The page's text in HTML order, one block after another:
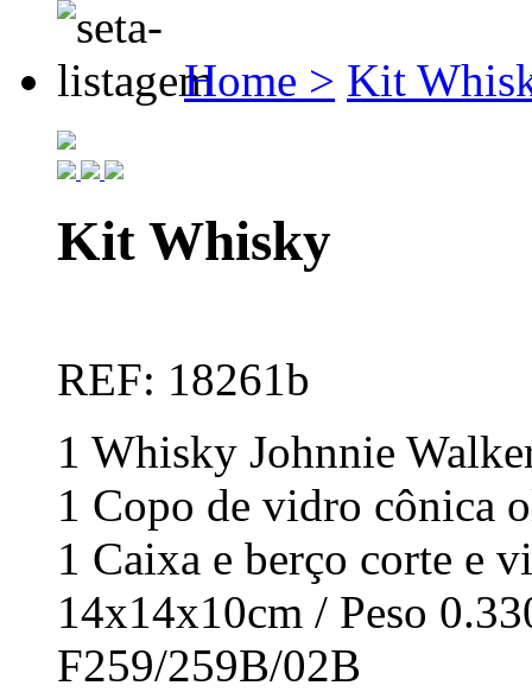
Home > Kit
Kit Whisky
REF: 18261b
1 Whisky Johnnie
1 Copo de vidro cônica
1 Caixa e berço corte e
14x14x10cm / Peso
F259/259B/02B